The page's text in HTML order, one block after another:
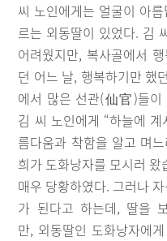
씨 노인에게는 얼굴이 아
르는 외동딸이 있었다. 김
어려웠지만, 복사골에서
던 어느 날, 행복하기만 했
에서 많은 선관(仙官)들이
김 씨 노인에게 “하늘에
름다움과 착함을 알고 며
희가 도화낭자를 모시러
매우 당황하였다. 그러나
가 된다고 하는데, 딸을
만, 외동딸인 도화낭자에